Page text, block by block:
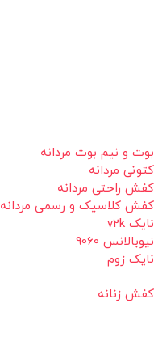
بوت و نیم بوت مردانه
کتونی مردانه
کفش راحتی مردانه
کفش کلاسیک و رسمی مردانه
نایک v2k
نیوبالانس 9060
نایک زوم
کفش زنانه